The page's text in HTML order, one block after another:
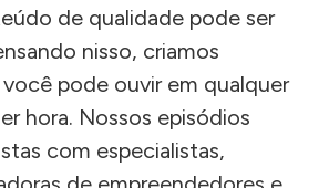
de qualidade pode ser
nisso, criamos
pode ouvir em qualquer
hora. Nossos episódios
com especialistas,